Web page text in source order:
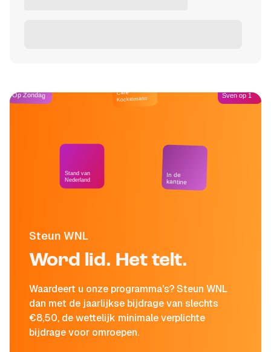
Steun WNL
Word lid. Het telt.
Waardeert u onze programma's? Steun WNL
dan met de jaarlijkse bijdrage van slechts
€8,50, de wettelijk minimale verplichte
bijdrage voor omroepen.
Op Zondag
Stand van
Nederland
Café
Kockelmann
In de
kantine
Sven op 1